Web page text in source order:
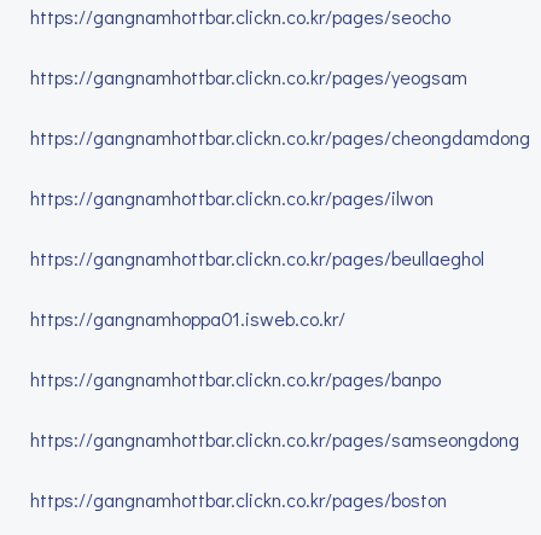
https://gangnamhottbar.clickn.co.kr/pages/seocho
https://gangnamhottbar.clickn.co.kr/pages/yeogsam
https://gangnamhottbar.clickn.co.kr/pages/cheongdamdong
https://gangnamhottbar.clickn.co.kr/pages/ilwon
https://gangnamhottbar.clickn.co.kr/pages/beullaeghol
https://gangnamhoppa01.isweb.co.kr/
https://gangnamhottbar.clickn.co.kr/pages/banpo
https://gangnamhottbar.clickn.co.kr/pages/samseongdong
https://gangnamhottbar.clickn.co.kr/pages/boston